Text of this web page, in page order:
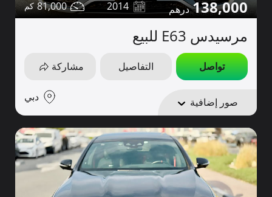
138,000
2014
81,000
مرسيدس E63 للبيع
تواصل التفاصيل مشاركة
صور إضافية دبي